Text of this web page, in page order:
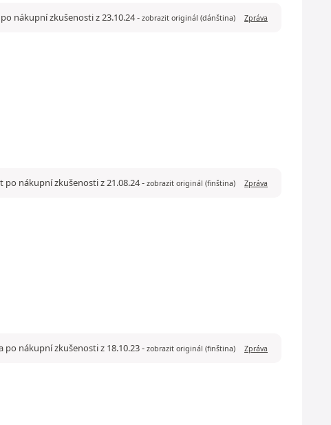
nákupní zkušenosti z 23.10.24- zobrazit originál (dánština) Zpráva
po nákupní zkušenosti z 21.08.24- zobrazit originál (finština) Zpráva
po nákupní zkušenosti z 18.10.23- zobrazit originál (finština) Zpráva